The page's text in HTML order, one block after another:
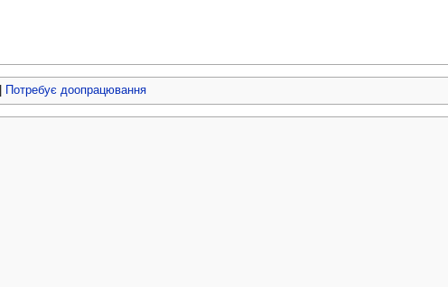
Потребує доопрацювання